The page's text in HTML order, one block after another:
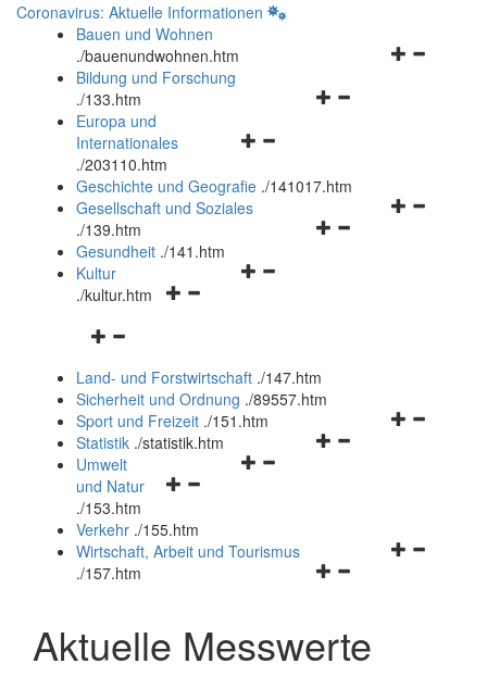
Coronavirus: Aktuelle Informationen
Bauen und Wohnen
./bauenundwohnen.htm
Navigationsmenü
Bildung und Forschung
./133.htm
Navigationsmenü
und
schließen
Europa und
Internationales
./203110.htm
Geschichte und Geografie ./141017.htm
Navigationsmenü
Gesellschaft und Soziales
./139.htm
Navigationsmenü
Gesundheit ./141.htm
Navigationsmenü
Kultur
./kultur.htm
Navigationsmenü
und
schließen
Land- und Forstwirtschaft ./147.htm
Sicherheit und Ordnung ./89557.htm
Navigationsmenü
Sport und Freizeit ./151.htm
Navigationsmenü
Statistik ./statistik.htm
Navigationsmenü
und
schließen
Umwelt
und Natur
./153.htm
Verkehr ./155.htm
Navigationsmenü
schließen
Wirtschaft, Arbeit und Tourismus
./157.htm
Aktuelle Messwerte